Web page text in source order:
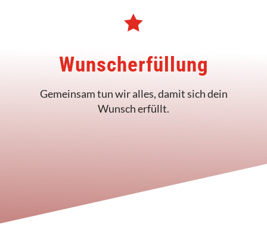

Wunscherfüllung
Gemeinsam tun wir alles, damit sich dein
Wunsch erfüllt.